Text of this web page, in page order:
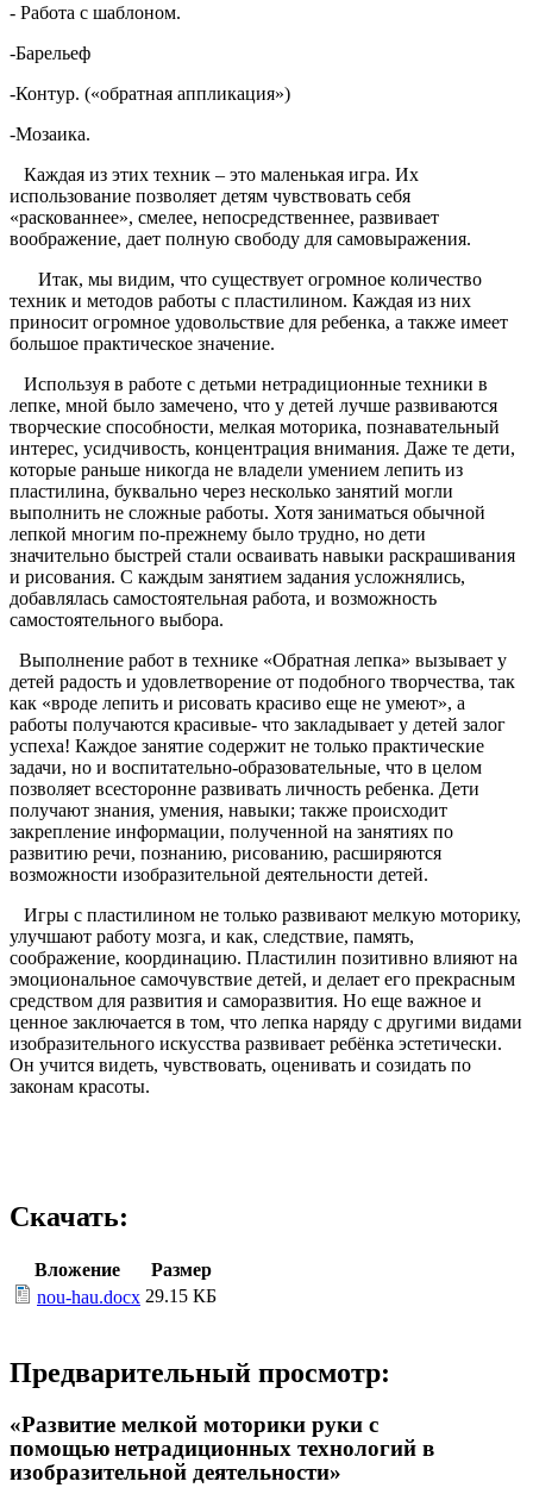
- Работа с шаблоном.
-Барельеф
-Контур. («обратная аппликация»)
-Мозаика.
Каждая из этих техник – это маленькая игра. Их
использование позволяет детям чувствовать себя
«раскованнее», смелее, непосредственнее, развивает
воображение, дает полную свободу для самовыражения.
Итак, мы видим, что существует огромное количество
техник и методов работы с пластилином. Каждая из них
приносит огромное удовольствие для ребенка, а также имеет
большое практическое значение.
Используя в работе с детьми нетрадиционные техники в
лепке, мной было замечено, что у детей лучше развиваются
творческие способности, мелкая моторика, познавательный
интерес, усидчивость, концентрация внимания. Даже те дети,
которые раньше никогда не владели умением лепить из
пластилина, буквально через несколько занятий могли
выполнить не сложные работы. Хотя заниматься обычной
лепкой многим по-прежнему было трудно, но дети
значительно быстрей стали осваивать навыки раскрашивания
и рисования. С каждым занятием задания усложнялись,
добавлялась самостоятельная работа, и возможность
самостоятельного выбора.
Выполнение работ в технике «Обратная лепка» вызывает у
детей радость и удовлетворение от подобного творчества, так
как «вроде лепить и рисовать красиво еще не умеют», а
работы получаются красивые- что закладывает у детей залог
успеха! Каждое занятие содержит не только практические
задачи, но и воспитательно-образовательные, что в целом
позволяет всесторонне развивать личность ребенка. Дети
получают знания, умения, навыки; также происходит
закрепление информации, полученной на занятиях по
развитию речи, познанию, рисованию, расширяются
возможности изобразительной деятельности детей.
Игры с пластилином не только развивают мелкую моторику,
улучшают работу мозга, и как, следствие, память,
соображение, координацию. Пластилин позитивно влияют на
эмоциональное самочувствие детей, и делает его прекрасным
средством для развития и саморазвития. Но еще важное и
ценное заключается в том, что лепка наряду с другими видами
изобразительного искусства развивает ребёнка эстетически.
Он учится видеть, чувствовать, оценивать и созидать по
законам красоты.
Скачать:
Вложение
Размер
nou-hau.docx 29.15 КБ
Предварительный просмотр:
«Развитие мелкой моторики руки с
помощьюнетрадиционных технологий в
изобразительной деятельности»